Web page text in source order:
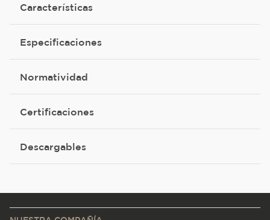
Características
Especificaciones
Normatividad
Certificaciones
Descargables